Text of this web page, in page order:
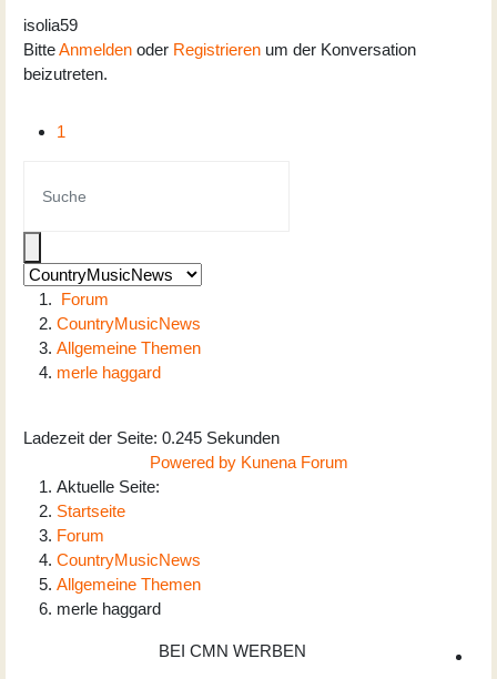
isolia59
BitteAnmelden oder Registrieren um der Konversation
beizutreten.
1
Forum
CountryMusicNews
Allgemeine Themen
merle haggard
Ladezeit der Seite: 0.245 Sekunden
Powered by Kunena Forum
Aktuelle Seite:
Startseite
Forum
CountryMusicNews
Allgemeine Themen
merle haggard
BEI CMN WERBEN